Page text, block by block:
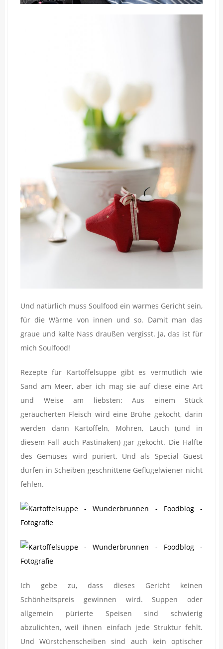
Und natürlich muss Soulfood ein warmes Gericht sein,
für die Wärme von innen und so. Damit man das
graue und kalte Nass draußen vergisst. Ja, das ist für
mich Soulfood!
Rezepte für Kartoffelsuppe gibt es vermutlich wie
Sand am Meer, aber ich mag sie auf diese eine Art
und Weise am liebsten: Aus einem Stück
geräucherten Fleisch wird eine Brühe gekocht, darin
werden dann Kartoffeln, Möhren, Lauch (und in
diesem Fall auch Pastinaken) gar gekocht. Die Hälfte
des Gemüses wird püriert. Und als Special Guest
dürfen in Scheiben geschnittene Geflügelwiener nicht
fehlen.
Ich gebe zu, dass dieses Gericht keinen
Schönheitspreis gewinnen wird. Suppen oder
allgemein pürierte Speisen sind schwierig
abzulichten, weil ihnen einfach jede Struktur fehlt.
Und Würstchenscheiben sind auch kein optischer